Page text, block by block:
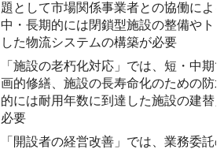
題として市場関係事業者との協働によ
中・長期的には閉鎖型施設の整備やト
した物流システムの構築が必要
「施設の老朽化対応」では、短・中期
画的修繕、施設の長寿命化のための防
的には耐用年数に到達した施設の建替
必要
「開設者の経営改善」では、業務委託